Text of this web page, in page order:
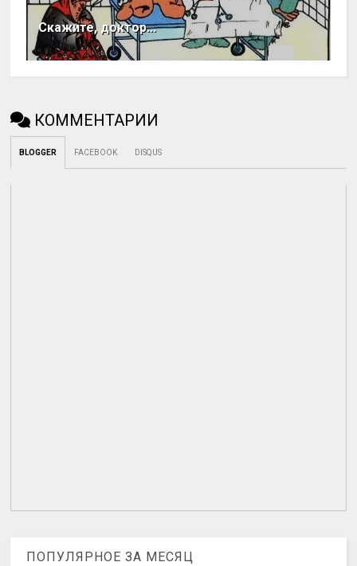
Скажите, доктор...
КОММЕНТАРИИ
BLOGGER FACEBOOK DISQUS
ПОПУЛЯРНОЕ ЗА МЕСЯЦ